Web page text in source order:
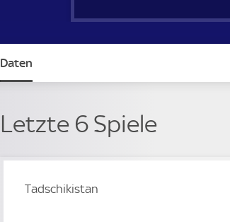
Daten
Letzte 6 Spiele
Tadschikistan